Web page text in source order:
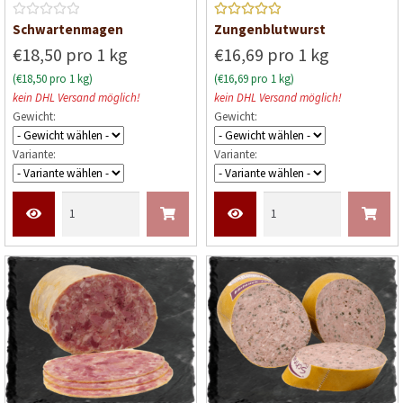
B
w
e
r
t
e
t
m
0
v
o
n
5
Schwartenmagen
€18,50 pro 1 kg
(€18,50 pro 1 kg)
kein DHL Versand möglich!
Gewicht:
Variante:
Bewerte
von 5
Zungenblutwurst
€16,69 pro 1 kg
(€16,69 pro 1 kg)
kein DHL Versand möglich!
Gewicht:
Variante: